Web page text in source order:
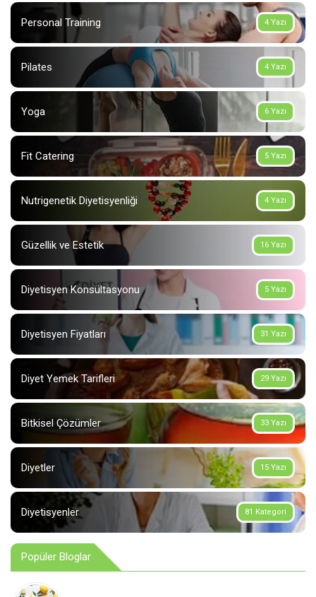
4 Yazı
Personal Training
4 Yazı
Pilates
6 Yazı
Yoga
5 Yazı
Fit Catering
4 Yazı
Nutrigenetik Diyetisyenliği
16 Yazı
Güzellik ve Estetik
5 Yazı
Diyetisyen Konsültasyonu
31 Yazı
Diyetisyen Fiyatları
29 Yazı
Diyet Yemek Tarifleri
33 Yazı
Bitkisel Çözümler
15 Yazı
Diyetler
81 Kategori
Diyetisyenler
Popüler Bloglar